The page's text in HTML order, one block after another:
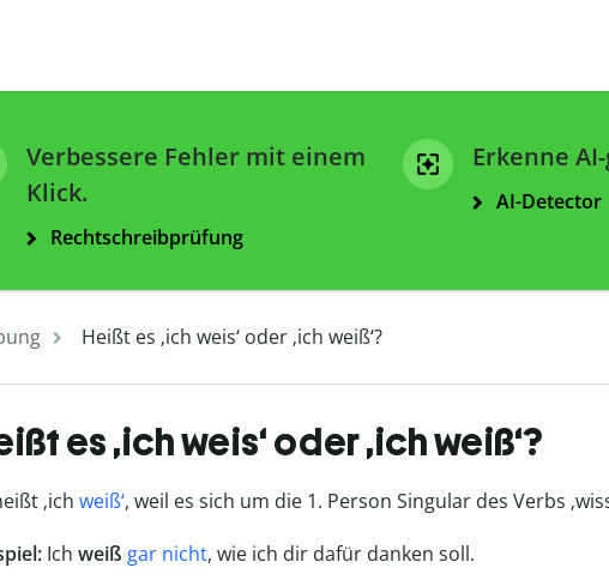
Verbessere Fehler mit einem
Klick.
Rechtschreibprüfung
Erkenne
AI-Detector
Heißt es ‚ich weis‘ oder ‚ich weiß‘?
es ‚ich weis‘ oder ‚ich weiß‘?
‚ich weiß‘, weil es sich um die 1. Person Singular des Verbs
Ich weiß gar nicht, wie ich dir dafür danken soll.